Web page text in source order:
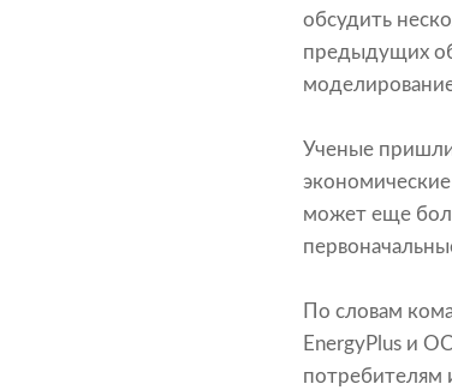
обсудить
предыдущих
Ученые пришли
может еще
По словам
EnergyPlus и
потребителям